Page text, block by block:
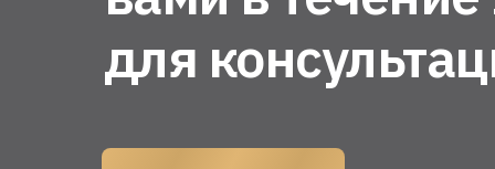
для